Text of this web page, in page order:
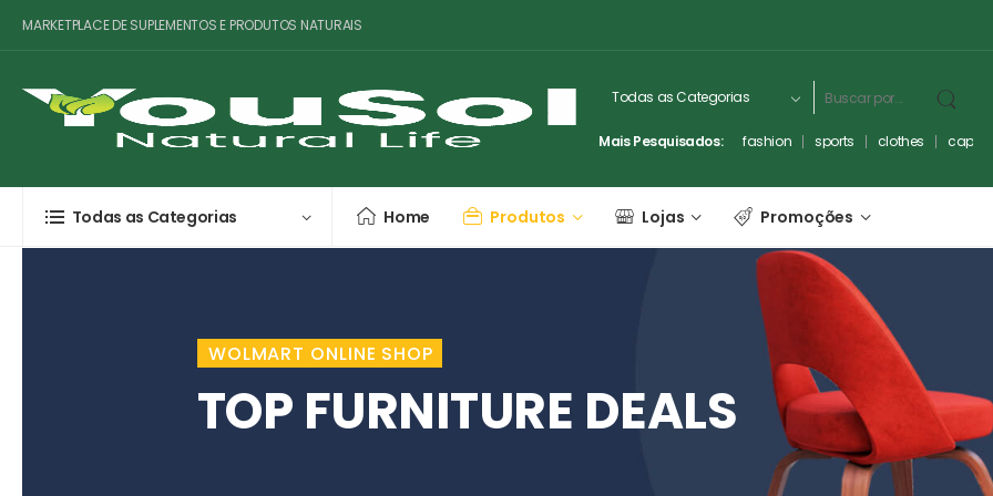
MARKETPLACE DE SUPLEMENTOS E PRODUTOS NATURAIS
Mais Pesquisados: fashion sports clothes
Todas as Categorias Home Produtos Lojas Promoções
WOLMART ONLINE SHOP
TOP FURNITURE DEALS